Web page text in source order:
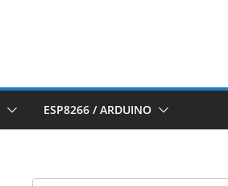
ESP8266 / ARDUINO